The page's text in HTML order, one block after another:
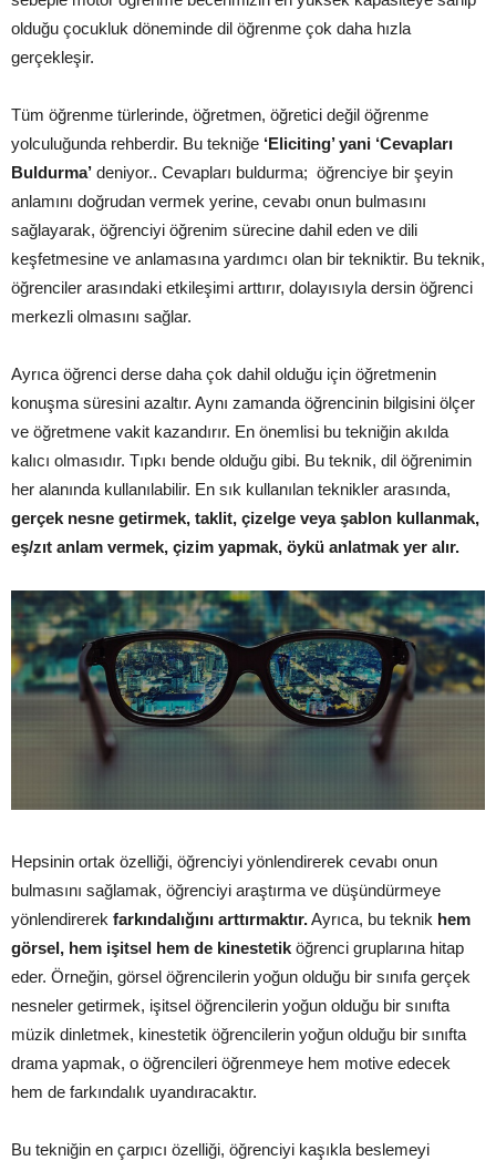
olduğu çocukluk döneminde dil öğrenme çok daha hızla
gerçekleşir.
Tüm öğrenme türlerinde, öğretmen, öğretici değil öğrenme
yolculuğunda rehberdir. Bu tekniğe ‘Eliciting’ yani ‘Cevapları
Buldurma’ deniyor.. Cevapları buldurma; öğrenciye bir şeyin
anlamını doğrudan vermek yerine, cevabı onun bulmasını
sağlayarak, öğrenciyi öğrenim sürecine dahil eden ve dili
keşfetmesine ve anlamasına yardımcı olan bir tekniktir. Bu teknik,
öğrenciler arasındaki etkileşimi arttırır, dolayısıyla dersin öğrenci
merkezli olmasını sağlar.
Ayrıca öğrenci derse daha çok dahil olduğu için öğretmenin
konuşma süresini azaltır. Aynı zamanda öğrencinin bilgisini ölçer
ve öğretmene vakit kazandırır. En önemlisi bu tekniğin akılda
kalıcı olmasıdır. Tıpkı bende olduğu gibi. Bu teknik, dil öğrenimin
her alanında kullanılabilir. En sık kullanılan teknikler arasında,
gerçek nesne getirmek, taklit, çizelge veya şablon kullanmak,
eş/zıt anlam vermek, çizim yapmak, öykü anlatmak yer alır.
Hepsinin ortak özelliği, öğrenciyi yönlendirerek cevabı onun
bulmasını sağlamak, öğrenciyi araştırma ve düşündürmeye
yönlendirerek farkındalığını arttırmaktır.Ayrıca, bu teknik hem
görsel, hem işitsel hem de kinestetik öğrenci gruplarına hitap
eder. Örneğin, görsel öğrencilerin yoğun olduğu bir sınıfa gerçek
nesneler getirmek, işitsel öğrencilerin yoğun olduğu bir sınıfta
müzik dinletmek, kinestetik öğrencilerin yoğun olduğu bir sınıfta
drama yapmak, o öğrencileri öğrenmeye hem motive edecek
hem de farkındalık uyandıracaktır.
Bu tekniğin en çarpıcı özelliği, öğrenciyi kaşıkla beslemeyi